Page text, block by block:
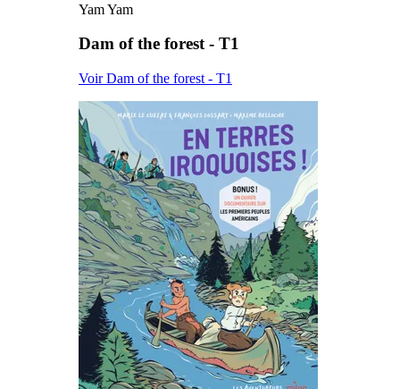
Yam Yam
Dam of the forest - T1
Voir Dam of the forest - T1